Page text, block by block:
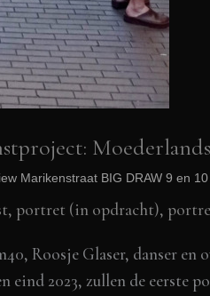
Marikenstraat BIG DRAW 9 en
, portret (in opdracht),
Roosje Glaser, danser en
eind 2023, zullen de